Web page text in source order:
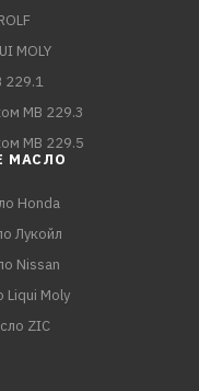
MOLY
229.1
MB 229.3
MB 229.5
МАСЛО
Honda
Лукойл
Nissan
Liqui Moly
ZIC